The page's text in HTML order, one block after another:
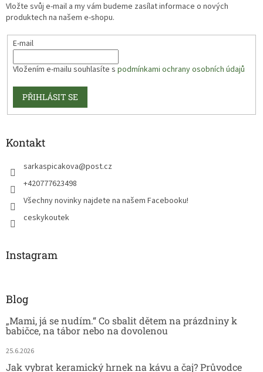
Vložte svůj e-mail a my vám budeme zasílat informace o nových
produktech na našem e-shopu.
E-mail
Vložením e-mailu souhlasíte s podmínkami ochrany osobních údajů
PŘIHLÁSIT SE
Kontakt
sarkaspicakova@post.cz
+420777623498
Všechny novinky najdete na našem Facebooku!
ceskykoutek
Instagram
Blog
„Mami, já se nudím.“ Co sbalit dětem na prázdniny k
babičce, na tábor nebo na dovolenou
25.6.2026
Jak vybrat keramický hrnek na kávu a čaj? Průvodce